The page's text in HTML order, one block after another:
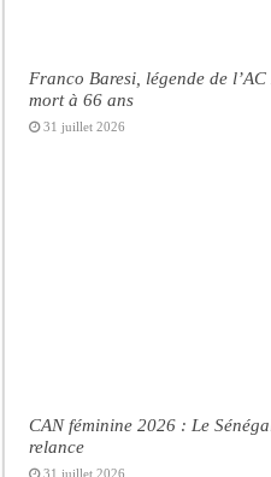
Franco Baresi, légende de
mort à 66 ans
31 juillet 2026
CAN féminine 2026 : Le
relance
31 juillet 2026